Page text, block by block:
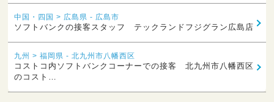
中国・四国 > 広島県 - 広島市
ソフトバンクの接客スタッフ テックランドフジグラン広島店
九州 > 福岡県 - 北九州市八幡西区
コストコ内ソフトバンクコーナーでの接客 北九州市八幡西区
のコスト…